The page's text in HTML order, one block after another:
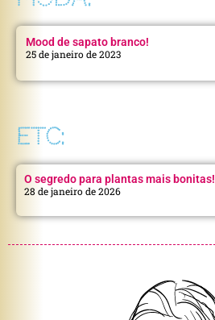
Mood de sapato branco!
25 de janeiro de 2023
ETC:
O segredo para plantas mais bonitas!
28 de janeiro de 2026